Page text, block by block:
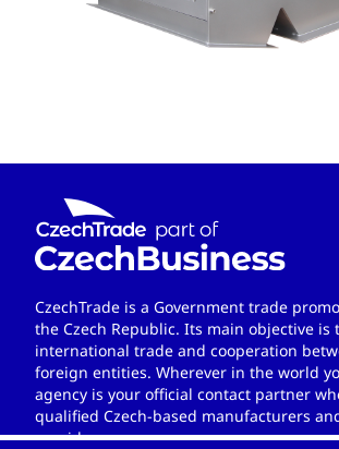
CzechTrade is a Government trade
the Czech Republic. Its main objective is
international trade and cooperation
foreign entities. Wherever in the world
agency is your official contact partner
qualified Czech-based manufacturers
providers.